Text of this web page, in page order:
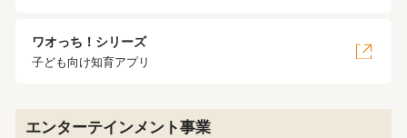
ワオっち！シリーズ
子ども向け知育アプリ
エンターテインメント事業